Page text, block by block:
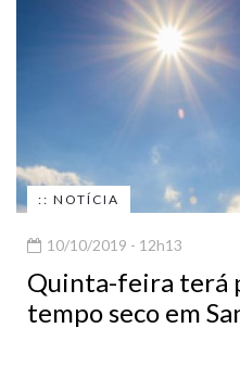
:: NOTÍCIA
10/10/2019 - 12h13
Quinta-feira terá
tempo seco em